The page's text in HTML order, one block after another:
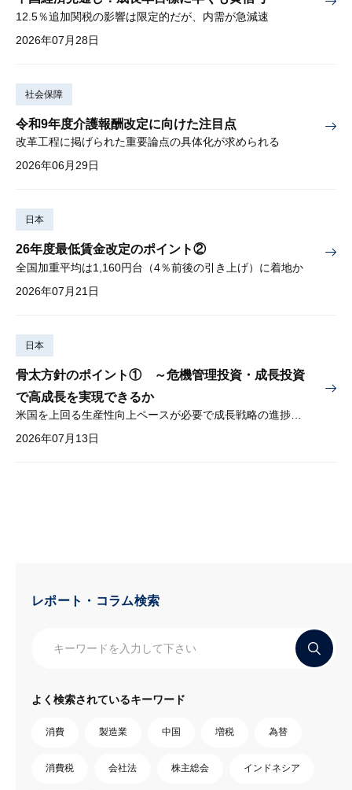
12.5％追加関税の影響は限定的だが、内需が急減速
2026年07月28日
社会保障
令和9年度介護報酬改定に向けた注目点
改革工程に掲げられた重要論点の具体化が求められる
2026年06月29日
日本
26年度最低賃金改定のポイント②
全国加重平均は1,160円台（4％前後の引き上げ）に着地か
2026年07月21日
日本
骨太方針のポイント① ～危機管理投資・成長投資
で高成長を実現できるか
米国を上回る生産性向上ペースが必要で成長戦略の進捗管理も課題
2026年07月13日
レポート・コラム検索
よく検索されているキーワード
消費 製造業 中国 増税 為替
消費税 会社法 株主総会 インドネシア